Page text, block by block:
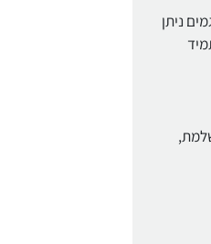
ניתן
המושלמת,